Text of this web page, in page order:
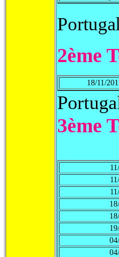
2ème
18/11/
3ème